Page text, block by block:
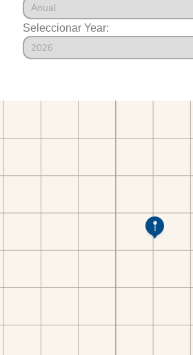
Seleccionar Year: